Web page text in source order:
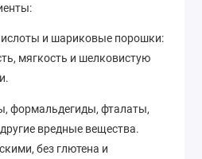
и шариковые порошки:
мягкость и шелковистую
формальдегиды, фталаты,
вредные вещества.
без глютена и